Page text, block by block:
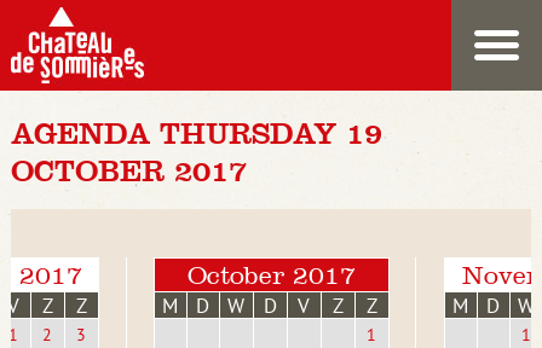
AGENDA THURSDAY 19
OCTOBER 2017
2017
V Z Z
1 2
3
October 2017
M D W D V Z Z
1
M D W
1